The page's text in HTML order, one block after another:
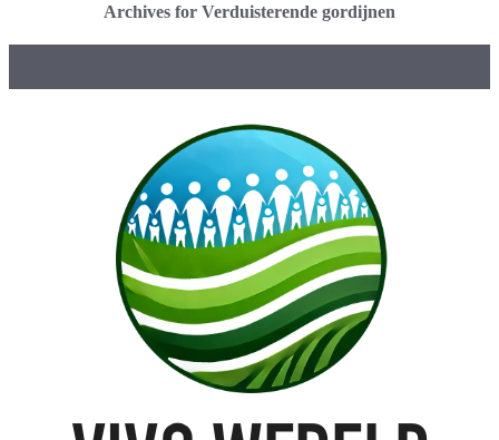
Archives for Verduisterende gordijnen